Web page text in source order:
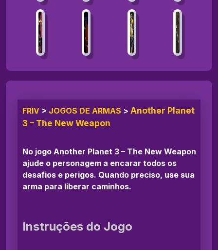
FRIV > JOGOS DE ARMAS > Another Planet
3 – The New Weapon
No jogo Another Planet 3 – The New Weapon
ajude o personagem a encarar todos os
desafios e perigos. Quando preciso, use sua
arma para liberar caminhos.
Instruções do Jogo